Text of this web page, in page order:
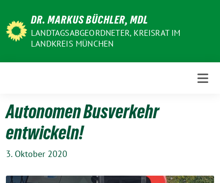
zum
Inhalt
DR. MARKUS BÜCHLER, MDL
LANDTAGSABGEORDNETER, KREISRAT IM
LANDKREIS MÜNCHEN
Autonomen Busverkehr
entwickeln!
3. Oktober 2020